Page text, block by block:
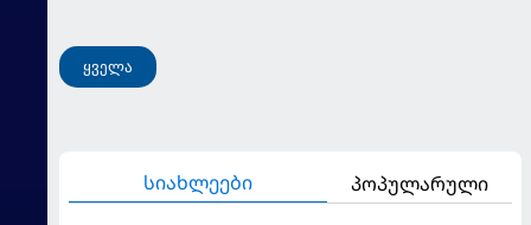
ყველა
სიახლეები პოპულარული